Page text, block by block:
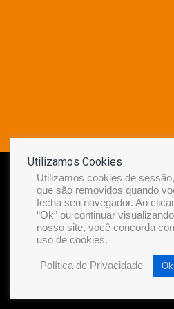
Desenvolvido por
Utilizamos Cookies
Utilizamos cookies de sessão,
que são removidos quando
fecha seu navegador. Ao
“Ok” ou continuar visualizando
nosso site, você concorda
uso de cookies.
Política de Privacidade Ok